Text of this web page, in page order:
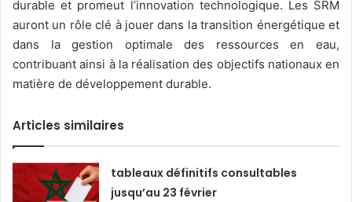
durable et promeut l’innovation technologique. Les SRM
auront un rôle clé à jouer dans la transition énergétique et
dans la gestion optimale des ressources en eau,
contribuant ainsi à la réalisation des objectifs nationaux en
matière de développement durable.
Articles similaires
tableaux définitifs consultables
jusqu’au 23 février